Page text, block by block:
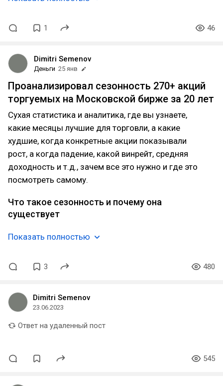
1 46
Dimitri Semenov
Деньги 25 янв
Проанализировал сезонность 270+ акций
торгуемых на Московской бирже за 20 лет
Сухая статистика и аналитика, где вы узнаете,
какие месяцы лучшие для торговли, а какие
худшие, когда конкретные акции показывали
рост, а когда падение, какой винрейт, средняя
доходность и т.д., зачем все это нужно и где это
посмотреть самому.
Что такое сезонность и почему она
существует
Показать полностью
3 480
Dimitri Semenov
23.06.2023
Ответ на удаленный пост
545